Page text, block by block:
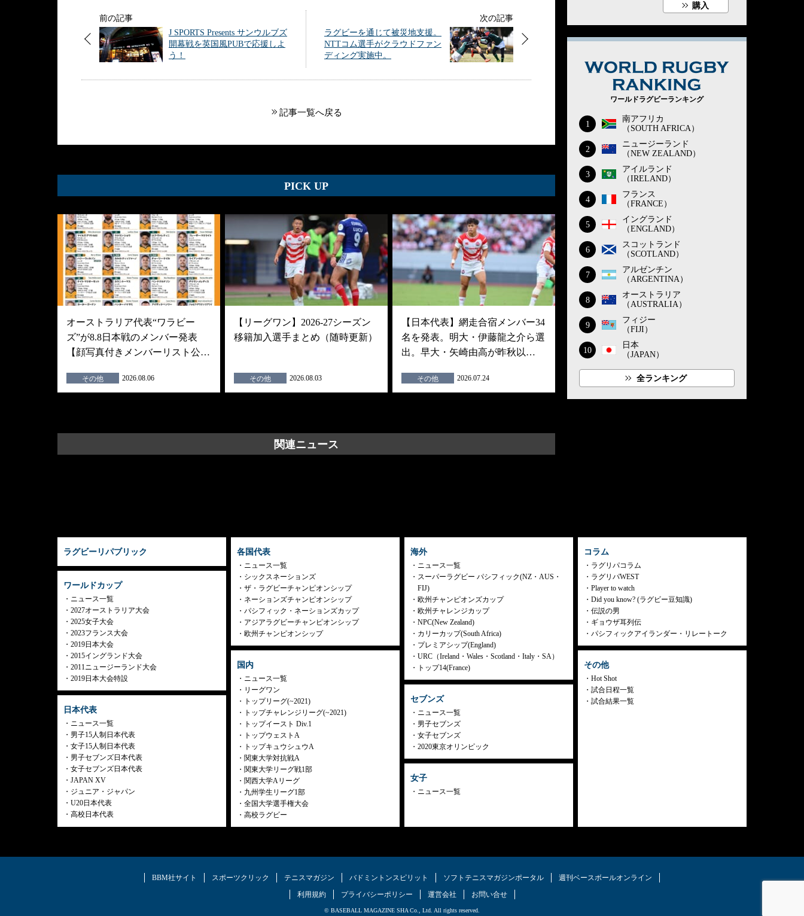
前の記事
J SPORTS Presents サンウルブズ
開幕戦を英国風PUBで応援しよ
う！
次の記事
ラグビーを通じて被災地支援。
NTTコム選手がクラウドファン
ディング実施中。
記事一覧へ戻る
PICK UP
オーストラリア代表“ワラビー
ズ”が8.8日本戦のメンバー発表
【顔写真付きメンバーリスト公…
その他 2026.08.06
【リーグワン】2026-27シーズン
移籍加入選手まとめ（随時更新）
その他 2026.08.03
【日本代表】網走合宿メンバー34
名を発表。明大・伊藤龍之介ら選
出。早大・矢崎由高が昨秋以…
その他 2026.07.24
関連ニュース
購入
ワールドラグビーランキング
1
南アフリカ
（SOUTH AFRICA）
2
ニュージーランド
（NEW ZEALAND）
3
アイルランド
（IRELAND）
4
フランス
（FRANCE）
5
イングランド
（ENGLAND）
6
スコットランド
（SCOTLAND）
7
アルゼンチン
（ARGENTINA）
8
オーストラリア
（AUSTRALIA）
9
フィジー
（FIJI）
10
日本
（JAPAN）
全ランキング
ラグビーリパブリック
ワールドカップ
ニュース一覧
2027オーストラリア大会
2025女子大会
2023フランス大会
2019日本大会
2015イングランド大会
2011ニュージーランド大会
2019日本大会特設
日本代表
ニュース一覧
男子15人制日本代表
女子15人制日本代表
男子セブンズ日本代表
女子セブンズ日本代表
JAPAN XV
ジュニア・ジャパン
U20日本代表
高校日本代表
各国代表
ニュース一覧
シックスネーションズ
ザ・ラグビーチャンピオンシップ
ネーションズチャンピオンシップ
パシフィック・ネーションズカップ
アジアラグビーチャンピオンシップ
欧州チャンピオンシップ
国内
ニュース一覧
リーグワン
トップリーグ(~2021)
トップチャレンジリーグ(~2021)
トップイースト Div.1
トップウェストA
トップキュウシュウA
関東大学対抗戦A
関東大学リーグ戦1部
関西大学Aリーグ
九州学生リーグ1部
全国大学選手権大会
高校ラグビー
海外
ニュース一覧
スーパーラグビー パシフィック(NZ・AUS・
FIJ)
欧州チャンピオンズカップ
欧州チャレンジカップ
NPC(New Zealand)
カリーカップ(South Africa)
プレミアシップ(England)
URC（Ireland・Wales・Scotland・Italy・SA）
トップ14(France)
セブンズ
ニュース一覧
男子セブンズ
女子セブンズ
2020東京オリンピック
女子
ニュース一覧
コラム
ラグリパコラム
ラグリパWEST
Player to watch
Did you know? (ラグビー豆知識)
伝説の男
ギョウザ耳列伝
パシフィックアイランダー・リレートーク
その他
Hot Shot
試合日程一覧
試合結果一覧
BBM社サイト スポーツクリック テニスマガジン バドミントンスピリット ソフトテニスマガジンポータル
週刊ベースボールオンライン
利用規約
プライバシーポリシー 運営会社 お問い合せ
© BASEBALL MAGAZINE SHA Co., Ltd. All rights reserved.